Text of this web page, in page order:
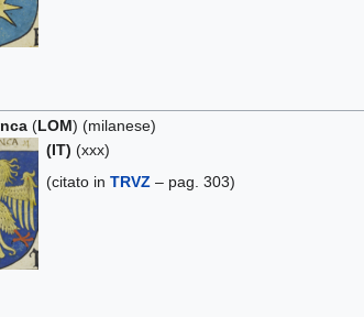
(LOM) (milanese)
(IT) (xxx)
(citato in TRVZ– pag. 303)